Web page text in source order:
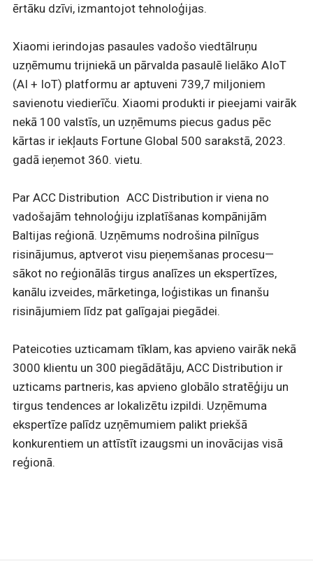
ērtāku dzīvi, izmantojot tehnoloģijas.
Xiaomi ierindojas pasaules vadošo viedtālruņu
uzņēmumu trijniekā un pārvalda pasaulē lielāko AIoT
(AI + IoT) platformu ar aptuveni 739,7 miljoniem
savienotu viedierīču. Xiaomi produkti ir pieejami vairāk
nekā 100 valstīs, un uzņēmums piecus gadus pēc
kārtas ir iekļauts Fortune Global 500 sarakstā, 2023.
gadā ieņemot 360. vietu.
Par ACC Distribution ACC Distribution ir viena no
vadošajām tehnoloģiju izplatīšanas kompānijām
Baltijas reģionā. Uzņēmums nodrošina pilnīgus
risinājumus, aptverot visu pieņemšanas procesu—
sākot no reģionālās tirgus analīzes un ekspertīzes,
kanālu izveides, mārketinga, loģistikas un finanšu
risinājumiem līdz pat galīgajai piegādei.
Pateicoties uzticamam tīklam, kas apvieno vairāk nekā
3000 klientu un 300 piegādātāju, ACC Distribution ir
uzticams partneris, kas apvieno globālo stratēģiju un
tirgus tendences ar lokalizētu izpildi. Uzņēmuma
ekspertīze palīdz uzņēmumiem palikt priekšā
konkurentiem un attīstīt izaugsmi un inovācijas visā
reģionā.